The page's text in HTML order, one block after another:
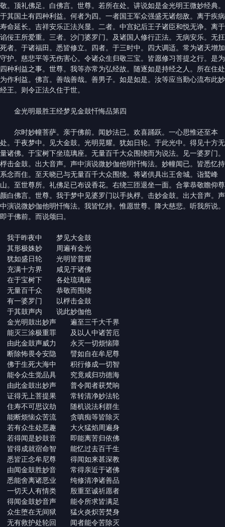
敬。顶礼佛足。白佛言。世尊。若所在处。讲说如是金光明王微妙经典。
于其国土有四种利益。何者为四。一者国王军众强盛无诸怨敌。离于疾病
寿命延长。吉祥安乐正法兴显。二者。中宫妃后王子诸臣和悦无诤。离于
谄佞王所爱重。三者。沙门婆罗门。及诸国人修行正法。无病安乐。无抂
死者。于诸福田。悉皆修立。四者。于三时中。四大调适。常为诸天增加
守护。慈悲平等无伤害心。令诸众生归敬三宝。皆愿修习菩提之行。是为
四种利益之事。世尊。我等亦常为弘经故。随逐如是持经之人。所在住处
为作利益。佛言。善哉善哉。善男子。如是如是。汝等应当勤心流布此妙
经王。则令正法久住于世。
金光明最胜王经梦见金鼓忏悔品第四
尔时妙幢菩萨。亲于佛前。闻妙法已。欢喜踊跃。一心思惟还至本
处。于夜梦中。见大金鼓。光明晃耀。犹如日轮。于此光中。得见十方无
量诸佛。于宝树下坐琉璃座。无量百千大众围绕而为说法。见一婆罗门。
桴击金鼓。出大音声。声中演说微妙伽他明忏悔法。妙幢闻已。皆悉忆持
系念而住。至天晓已与无量百千大众围绕。将诸供具出王舍城。诣鹫峰
山。至世尊所。礼佛足已布设香花。右绕三匝退坐一面。合掌恭敬瞻仰尊
颜白佛言。世尊。我于梦中见婆罗门以手执桴。击妙金鼓。出大音声。声
中演说微妙伽他明忏悔法。我皆忆持。惟愿世尊。降大慈悲。听我所说。
即于佛前。而说颂曰。
我于昨夜中 梦见大金鼓
其形极姝妙 周遍有金光
犹如盛日轮 光明皆普耀
充满十方界 咸见于诸佛
在于宝树下 各处琉璃座
无量百千众 恭敬而围绕
有一婆罗门 以桴击金鼓
于其鼓声内 说此妙伽他
金光明鼓出妙声 遍至三千大千界
能灭三涂极重罪 及以人中诸苦厄
由此金鼓声威力 永灭一切烦恼障
断除怖畏令安隐 譬如自在牟尼尊
佛于生死大海中 积行修成一切智
能令众生觉品具 究竟咸归功德海
由此金鼓出妙声 普令闻者获梵响
证得无上菩提果 常转清净妙法轮
住寿不可思议劫 随机说法利群生
能断烦恼众苦流 贪嗔痴等皆除灭
若有众生处恶趣 大火猛焰周遍身
若得闻是妙鼓音 即能离苦归依佛
皆得成就宿命智 能忆过去百千生
悉皆正念牟尼尊 得闻如来甚深教
由闻金鼓胜妙音 常得亲近于诸佛
悉能舍离诸恶业 纯修清净诸善品
一切天人有情类 殷重至诚祈愿者
得闻金鼓妙音声 能令所求皆满足
众生堕在无间狱 猛火炎炽苦焚身
无有救护处轮回 闻者能令苦除灭